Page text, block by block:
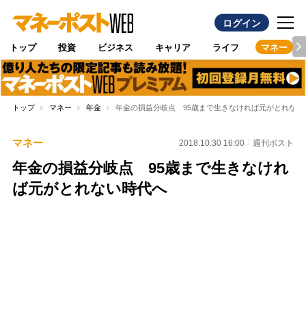
ログイン
トップ 投資 ビジネス キャリア ライフ マネー
トップ マネー 年金 年金の損益分岐点 95歳まで生きなければ元がとれない
マネー 2018.10.30 16:00 週刊ポスト
年金の損益分岐点 95歳まで生きなけれ
ば元がとれない時代へ